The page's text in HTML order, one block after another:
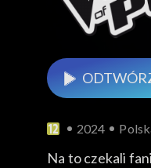
2024
Na to czekali